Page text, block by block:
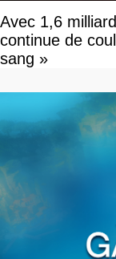
Avec 1,6
continue de
sang »